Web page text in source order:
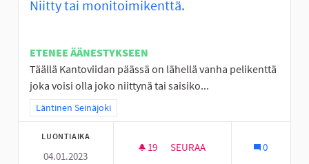
Niitty tai monitoimikenttä.
ETENEE ÄÄNESTYKSEEN
Täällä Kantoviidan päässä on lähellä vanha pelikenttä
joka voisi olla joko niittynä tai saisiko...
Rajaa tulokset teeman mukaan: Läntinen Seinäjoki
Läntinen Seinäjoki
LUONTIAIKA
04.01.2023
19 19 SEURAAJAA
SEURAA 0